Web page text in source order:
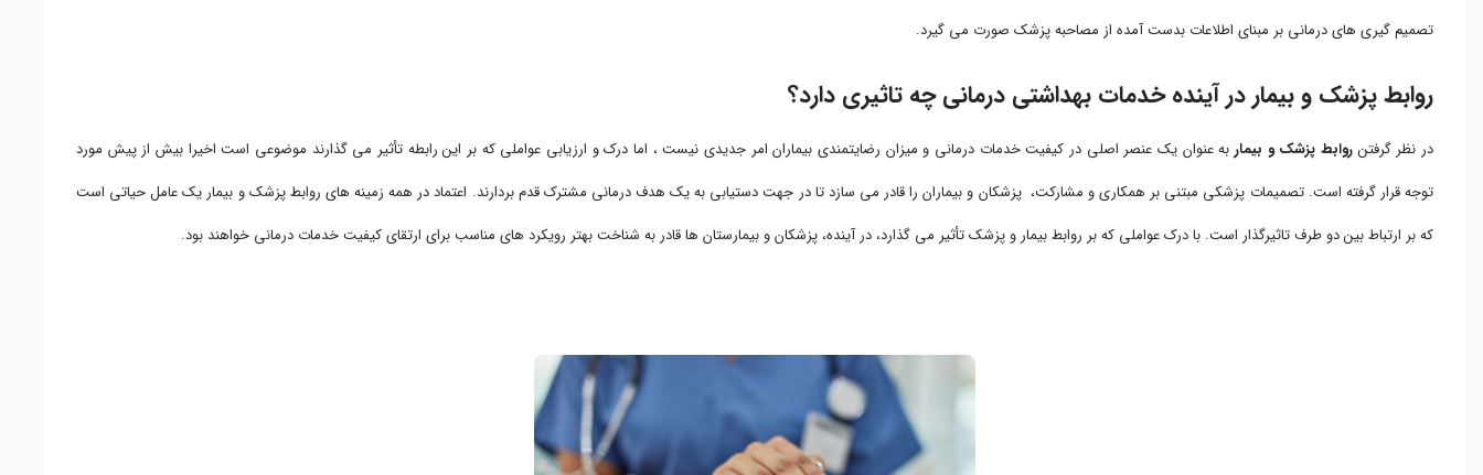
تصمیم گیری های درمانی بر مبنای اطلاعات بدست آمده از مصاحبه پزشک صورت می گیرد.
روابط پزشک و بیمار در آینده خدمات بهداشتی درمانی چه تاثیری دارد؟
در نظر گرفتن روابط پزشک و بیمار به عنوان یک عنصر اصلی در کیفیت خدمات درمانی و میزان رضایتمندی بیماران امر جدیدی نیست ، اما درک و ارزیابی عواملی که بر این رابطه تأثیر می گذارند موضوعی است اخیرا بیش از پیش مورد
توجه قرار گرفته است. تصمیمات پزشکی مبتنی بر همکاری و مشارکت، پزشکان و بیماران را قادر می سازد تا در جهت دستیابی به یک هدف درمانی مشترک قدم بردارند. اعتماد در همه زمینه های روابط پزشک و بیمار یک عامل حیاتی است
که بر ارتباط بین دو طرف تاثیرگذار است. با درک عواملی که بر روابط بیمار و پزشک تأثیر می گذارد، در آینده، پزشکان و بیمارستان ها قادر به شناخت بهتر رویکرد های مناسب برای ارتقای کیفیت خدمات درمانی خواهند بود.